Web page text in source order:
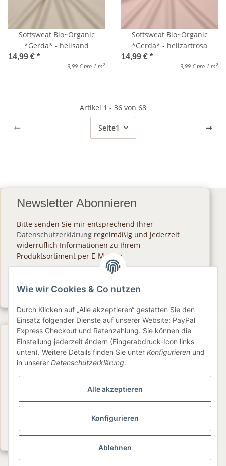
Softsweat Bio~Organic
*Gerda* - hellsand
14,99 € *
9,99 € pro 1 m 2
Softsweat Bio~Organic
*Gerda* - hellzartrosa
14,99 € *
9,99 € pro 1 m 2
Artikel 1 - 36 von 68
Seite1
Newsletter Abonnieren
Bitte senden Sie mir entsprechend Ihrer
Datenschutzerklärung regelmäßig und jederzeit
widerruflich Informationen zu Ihrem
Produktsortiment per E-Mail zu.
Newsletter Abonnieren
Gesetzliche Informationen
Informationen
Wie wir Cookies & Co nutzen
Durch Klicken auf „Alle akzeptieren“ gestatten Sie den
Einsatz folgender Dienste auf unserer Website: PayPal
Express Checkout und Ratenzahlung. Sie können die
Einstellung jederzeit ändern (Fingerabdruck-Icon links
unten). Weitere Details finden Sie unter Konfigurieren und
in unserer Datenschutzerklärung.
Alle akzeptieren
Konfigurieren
Ablehnen